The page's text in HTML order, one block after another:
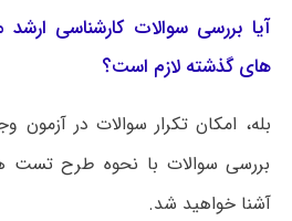
های گذشته لازم است؟
بله، امکان تکرار سوالات در آزمون
بررسی سوالات با نحوه طرح تست
آشنا خواهید شد.